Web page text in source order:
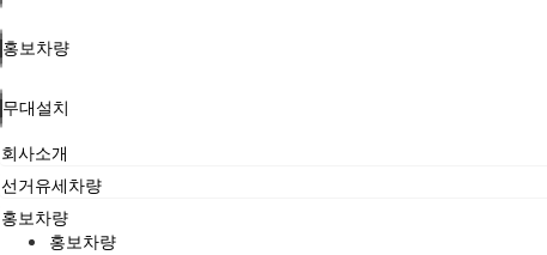
홍보차량
무대설치
회사소개
선거유세차량
홍보차량
홍보차량